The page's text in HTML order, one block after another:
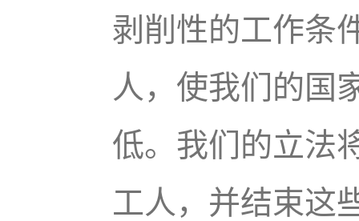
剥削性的工作条
人，使我们的国
低。我们的立法
工人，并结束这